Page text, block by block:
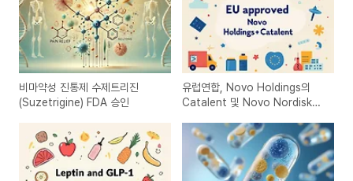
비마약성 진통제 수제트리진
(Suzetrigine) FDA 승인
유럽연합, Novo Holdings의
Catalent 및 Novo Nordisk의